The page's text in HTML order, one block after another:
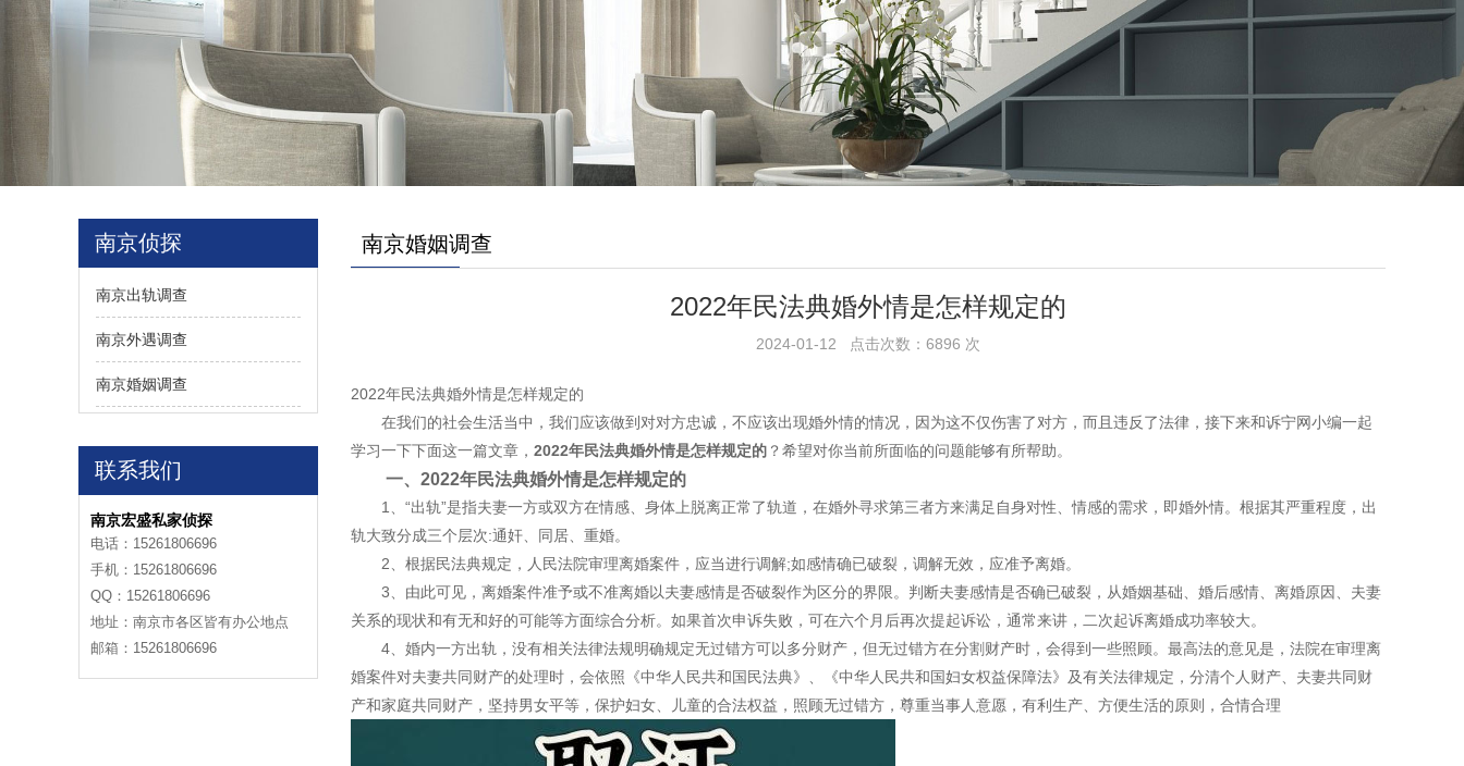
南京侦探
南京出轨调查
南京外遇调查
南京婚姻调查
联系我们
南京宏盛私家侦探
电话：15261806696
手机：15261806696
QQ：15261806696
地址：南京市各区皆有办公地点
邮箱：15261806696
南京婚姻调查
2022年民法典婚外情是怎样规定的
2024-01-12 点击次数：6896 次
2022年民法典婚外情是怎样规定的
在我们的社会生活当中，我们应该做到对对方忠诚，不应该出现婚外情的情况，因为这不仅伤害了对方，而且违反了法律，接下来和诉宁网小编一起
学习一下下面这一篇文章， 2022年民法典婚外情是怎样规定的 ？希望对你当前所面临的问题能够有所帮助。
一、2022年民法典婚外情是怎样规定的
1、“出轨”是指夫妻一方或双方在情感、身体上脱离正常了轨道，在婚外寻求第三者方来满足自身对性、情感的需求，即婚外情。根据其严重程度，出
轨大致分成三个层次:通奸、同居、重婚。
2、根据民法典规定，人民法院审理离婚案件，应当进行调解;如感情确已破裂，调解无效，应准予离婚。
3、由此可见，离婚案件准予或不准离婚以夫妻感情是否破裂作为区分的界限。判断夫妻感情是否确已破裂，从婚姻基础、婚后感情、离婚原因、夫妻
关系的现状和有无和好的可能等方面综合分析。如果首次申诉失败，可在六个月后再次提起诉讼，通常来讲，二次起诉离婚成功率较大。
4、婚内一方出轨，没有相关法律法规明确规定无过错方可以多分财产，但无过错方在分割财产时，会得到一些照顾。最高法的意见是，法院在审理离
婚案件对夫妻共同财产的处理时，会依照《中华人民共和国民法典》、《中华人民共和国妇女权益保障法》及有关法律规定，分清个人财产、夫妻共同财
产和家庭共同财产，坚持男女平等，保护妇女、儿童的合法权益，照顾无过错方，尊重当事人意愿，有利生产、方便生活的原则，合情合理